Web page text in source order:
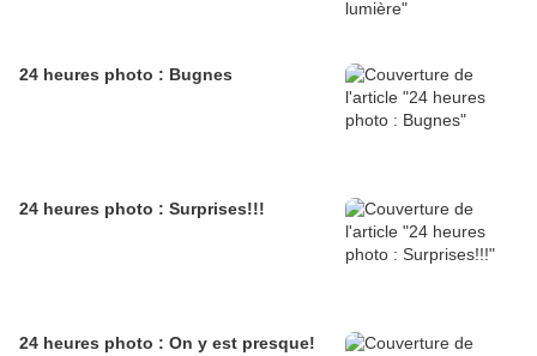
24 heures photo : Bugnes
24 heures photo : Surprises!!!
24 heures photo : On y est presque!